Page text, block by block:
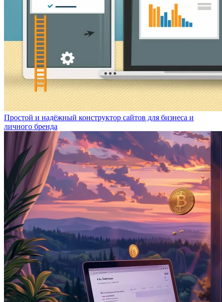
Простой и надёжный конструктор сайтов для бизнеса и
личного бренда